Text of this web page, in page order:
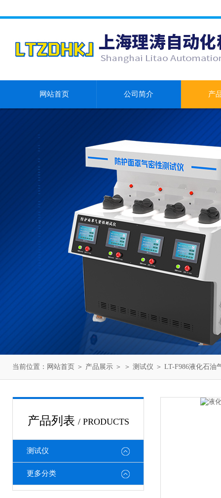
网站首页 公司简介 产
当前位置： 网站首页 ＞ 产品展示 ＞ ＞ 测试仪 ＞ LT-F986液化石油
产品列表 / PRODUCTS
测试仪
更多分类